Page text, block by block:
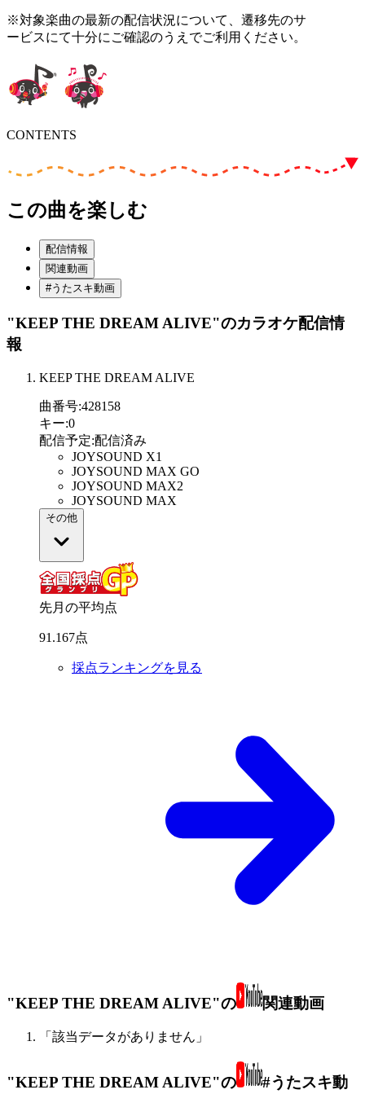
※対象楽曲の最新の配信状況について、遷移先のサ
ービスにて十分にご確認のうえでご利用ください。
CONTENTS
この曲を楽しむ
配信情報
関連動画
#うたスキ動画
"KEEP THE DREAM ALIVE"のカラオケ配信情
報
KEEP THE DREAM ALIVE
曲番号:428158
キー:0
配信予定:配信済み
JOYSOUND X1
JOYSOUND MAX GO
JOYSOUND MAX2
JOYSOUND MAX
その他
先月の平均点
91 .167点
採点ランキングを見る
"KEEP THE DREAM ALIVE"の 関連動画
「該当データがありません」
"KEEP THE DREAM ALIVE"の
#うたスキ動